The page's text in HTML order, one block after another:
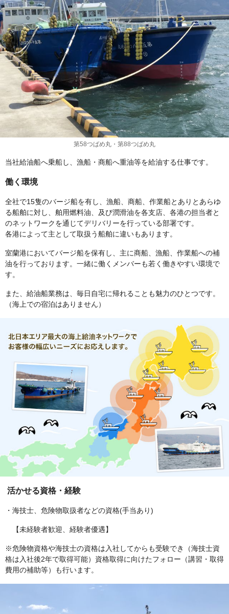
第58つばめ丸・第88つばめ丸
当社給油船へ乗船し、漁船・商船へ重油等を給油する仕事です。
働く環境
全社で15隻のバージ船を有し、漁船、商船、作業船とありとあらゆ
る船舶に対し、舶用燃料油、及び潤滑油を各支店、各港の担当者と
のネットワークを通じてデリバリーを行っている部署です。
各港によって主として取扱う船舶に違いもあります。
室蘭港においてバージ船を保有し、主に商船、漁船、作業船への補
油を行っております。一緒に働くメンバーも若く働きやすい環境で
す。
また、給油船業務は、毎日自宅に帰れることも魅力のひとつです。
（海上での宿泊はありません）
活かせる資格・経験
・海技士、危険物取扱者などの資格(手当あり)
【未経験者歓迎、経験者優遇】
※危険物資格や海技士の資格は入社してからも受験でき（海技士資
格は入社後2年で取得可能）資格取得に向けたフォロー（講習・取得
費用の補助等）も行います。